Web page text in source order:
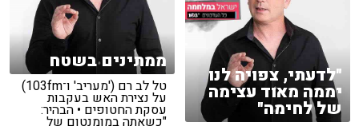
ממתינים בשטח
טל לב רם ('מעריב' ו־103fm)
על נצירת האש בעקבות
עסקת החטופים • הבהיר:
"לדעתי, צפויה לנו
יממה מאוד עצימה
של לחימה"